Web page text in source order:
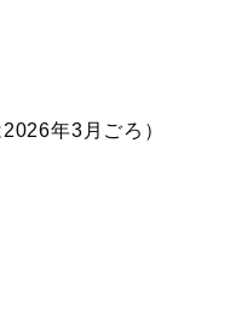
年3月ごろ）